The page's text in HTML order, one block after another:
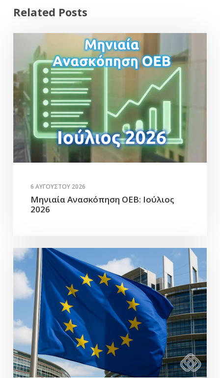
Related Posts
6 ΑΥΓΟΎΣΤΟΥ 2026
Μηνιαία Ανασκόπηση ΟΕΒ: Ιούλιος
2026